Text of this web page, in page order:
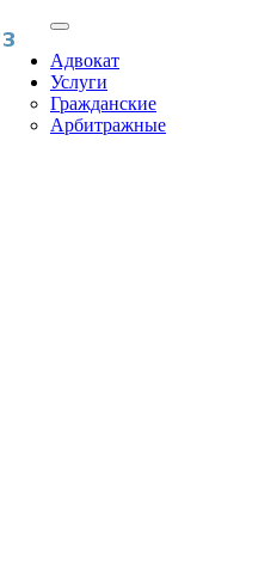
Адвокат
Услуги
Гражданские
Арбитражные